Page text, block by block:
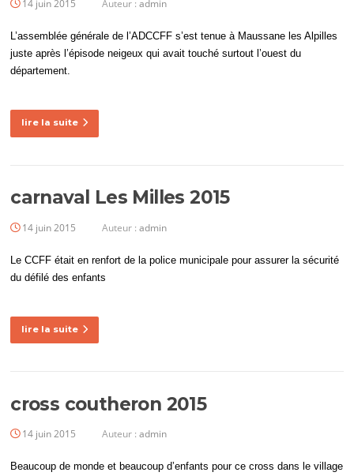
14 juin 2015 Auteur :admin
L’assemblée générale de l’ADCCFF s’est tenue à Maussane les Alpilles
juste après l’épisode neigeux qui avait touché surtout l’ouest du
département.
lire la suite
carnaval Les Milles 2015
14 juin 2015 Auteur :admin
Le CCFF était en renfort de la police municipale pour assurer la sécurité
du défilé des enfants
lire la suite
cross coutheron 2015
14 juin 2015 Auteur :admin
Beaucoup de monde et beaucoup d’enfants pour ce cross dans le village